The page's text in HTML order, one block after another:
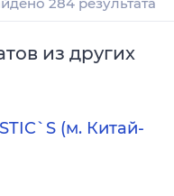
из других
(м. Китай-